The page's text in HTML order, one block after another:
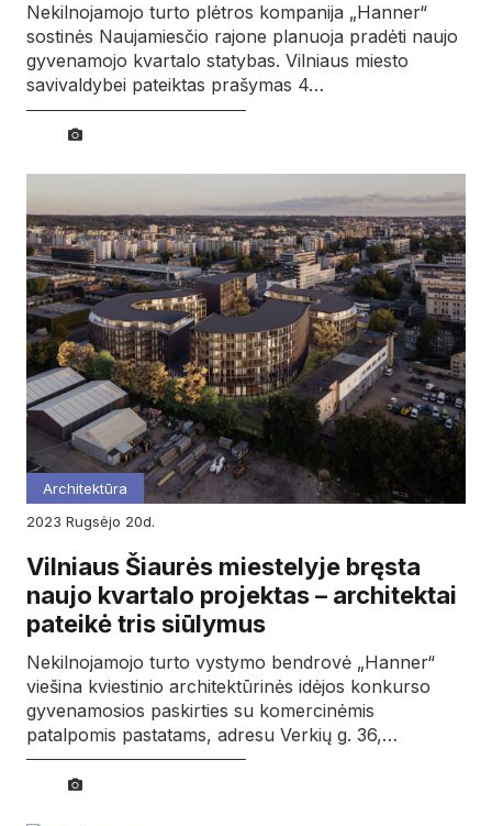
Nekilnojamojo turto plėtros kompanija „Hanner“
sostinės Naujamiesčio rajone planuoja pradėti naujo
gyvenamojo kvartalo statybas. Vilniaus miesto
savivaldybei pateiktas prašymas 4…
Architektūra
2023
rugsėjo 20d.
Vilniaus Šiaurės miestelyje bręsta
naujo kvartalo projektas – architektai
pateikė tris siūlymus
Nekilnojamojo turto vystymo bendrovė „Hanner“
viešina kviestinio architektūrinės idėjos konkurso
gyvenamosios paskirties su komercinėmis
patalpomis pastatams, adresu Verkių g. 36,…